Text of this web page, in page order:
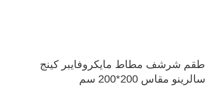
طقم شرشف مطاط مايكروفايبر كينج
سالرينو مقاس 200*200 سم